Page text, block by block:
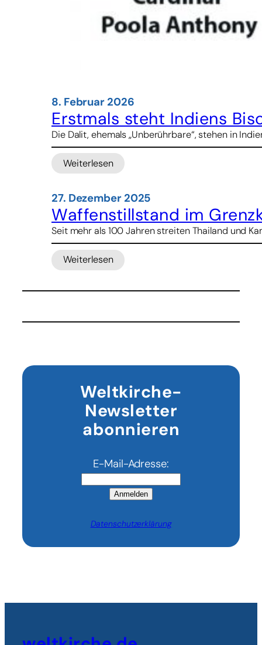
8. Februar 2026
Erstmals steht Indiens
Die Dalit, ehemals „Unberührbare“, stehen in
Weiterlesen
:
steht
Indiens
Bischofskonferenz
ein
Dalit
vor
27. Dezember 2025
Waffenstillstand im
Seit mehr als 100 Jahren streiten Thailand und
Weiterlesen
:
im
bislang
Weltkirche-
Newsletter
abonnieren
E-Mail-Adresse:
Anmelden
Datenschutzerklärung